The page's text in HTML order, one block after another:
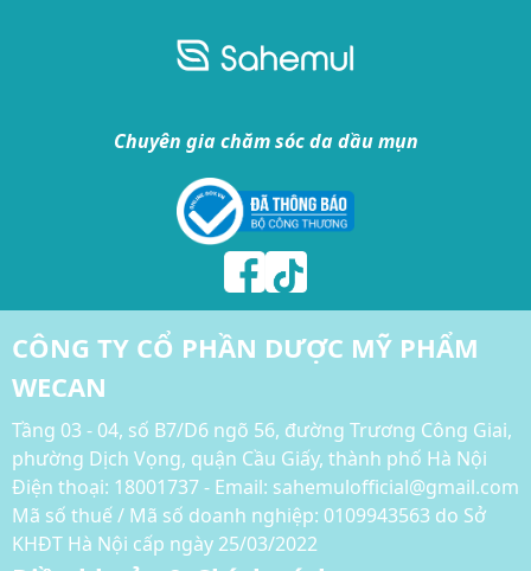
Chuyên gia chăm sóc da dầu mụn
CÔNG TY CỔ PHẦN DƯỢC MỸ PHẨM
WECAN
Tầng 03 - 04, số B7/D6 ngõ 56, đường Trương Công Giai,
phường Dịch Vọng, quận Cầu Giấy, thành phố Hà Nội
Điện thoại: 18001737 - Email: sahemulofficial@gmail.com
Mã số thuế / Mã số doanh nghiệp: 0109943563 do Sở
KHĐT Hà Nội cấp ngày 25/03/2022